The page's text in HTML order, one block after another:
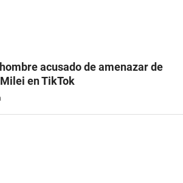
acusado de amenazar de
en TikTok